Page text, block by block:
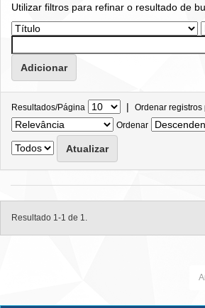
Utilizar filtros para refinar o resultado de
Resultados/Página | Ordenar registros
Ordenar
Resultado 1-1 de 1.